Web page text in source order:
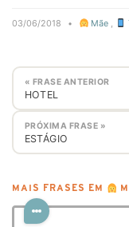
03/06/2018 • Mãe ,
« FRASE ANTERIOR
HOTEL
PRÓXIMA FRASE »
ESTÁGIO
MAIS FRASES EM